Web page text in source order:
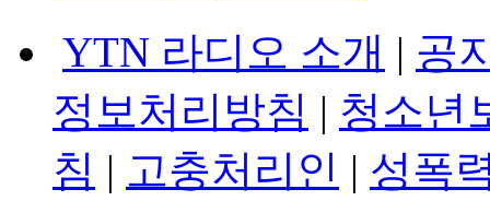
YTN 라디오 소개 | 공
정보처리방침 | 청소년
침 | 고충처리인 | 성폭